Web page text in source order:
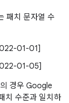
패치 문자열 수
01-01]
01-05]
경우 Google
치 수준과 일치하